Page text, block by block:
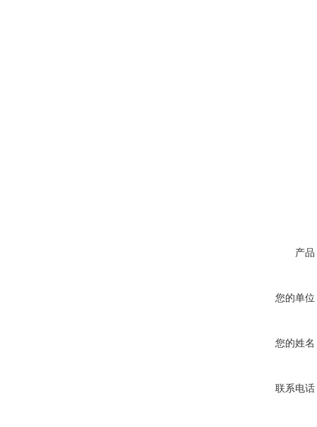
产品
您的单位
您的姓名
联系电话